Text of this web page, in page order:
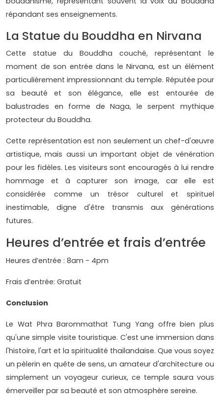
répandant ses enseignements.
La Statue du Bouddha en Nirvana
Cette statue du Bouddha couché, représentant le
moment de son entrée dans le Nirvana, est un élément
particulièrement impressionnant du temple. Réputée pour
sa beauté et son élégance, elle est entourée de
balustrades en forme de Naga, le serpent mythique
protecteur du Bouddha.
Cette représentation est non seulement un chef-d'œuvre
artistique, mais aussi un important objet de vénération
pour les fidèles. Les visiteurs sont encouragés à lui rendre
hommage et à capturer son image, car elle est
considérée comme un trésor culturel et spirituel
inestimable, digne d'être transmis aux générations
futures.
Heures d’entrée et frais d’entrée
Heures d’entrée : 8am - 4pm
Frais d’entrée: Gratuit
Conclusion
Le Wat Phra Barommathat Tung Yang offre bien plus
qu'une simple visite touristique. C'est une immersion dans
l'histoire, l'art et la spiritualité thaïlandaise. Que vous soyez
un pèlerin en quête de sens, un amateur d'architecture ou
simplement un voyageur curieux, ce temple saura vous
émerveiller par sa beauté et son atmosphère sereine.